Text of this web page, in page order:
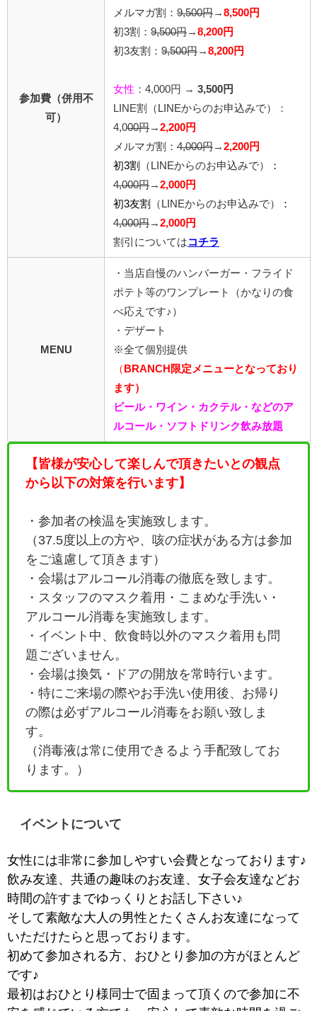
参加費（併用不
可）
メルマガ割： 9,500円 → 8,500円
初3割： 9,500円 → 8,200円
初3友割： 9,500円 → 8,200円
女性 ：4,000円 → 3,500円
LINE割
（LINEからのお申込みで）
：
4,000円 → 2,200円
メルマガ割： 4,000円 → 2,200円
初3割
（LINEからのお申込みで）
：
4,000円 → 2,000円
初3友割
（LINEからのお申込みで）
：
4,000円 → 2,000円
割引については コチラ
MENU
・当店自慢のハンバーガー・フライド
ポテト等のワンプレート（かなりの食
べ応えです♪）
・デザート
※全て個別提供
（ BRANCH限定メニューとなっており
ます）
ビール・ワイン・カクテル・などのア
ルコール・ソフトドリンク飲み放題
【皆様が安心して楽しんで頂きたいとの観点
から以下の対策を行います】
・参加者の検温を実施致します。
（37.5度以上の方や、咳の症状がある方は参加
をご遠慮して頂きます）
・会場はアルコール消毒の徹底を致します。
・ スタッフのマスク着用・こまめな手洗い・
アルコール消毒を実施致します。
・イベント中、飲食時以外のマスク着用も問
題ございません。
・会場は換気・ドアの開放を常時行います。
・特にご来場の際やお手洗い使用後、お帰り
の際は必ずアルコール消毒をお願い致しま
す。
（消毒液は常に使用できるよう手配致してお
ります。）
イベントについて
女性には非常に参加しやすい会費となっております♪
飲み友達、共通の趣味のお友達、女子会友達などお
時間の許すまでゆっくりとお話し下さい♪
そして素敵な大人の男性とたくさんお友達になって
いただけたらと思っております。
初めて参加される方、おひとり参加の方がほとんど
です♪
最初はおひとり様同士で固まって頂くので参加に不